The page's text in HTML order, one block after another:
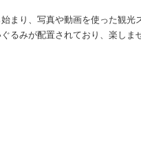
り、写真や動画を使った観
るみが配置されており、楽しま